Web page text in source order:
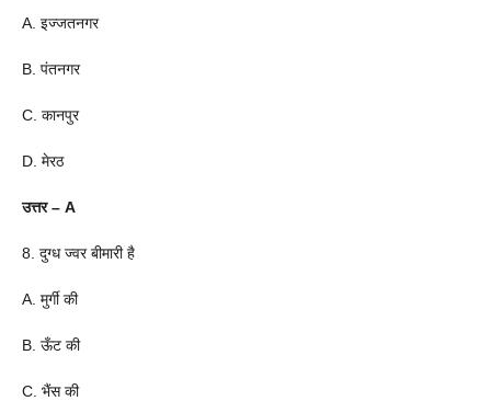
A. इज्जतनगर
B. पंतनगर
C. कानपुर
D. मेरठ
उत्तर – A
8. दुग्ध ज्वर बीमारी है
A. मुर्गी की
B. ऊँट की
C. भैंस की